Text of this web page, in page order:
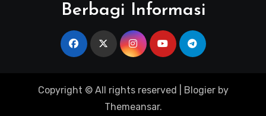
Berbagi Informasi
Copyright © All rights reserved Blogierby
Themeansar.